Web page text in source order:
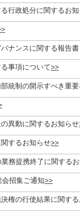
行政処分に関するお
ナンスに関する報告
事項について
統制の開示すべき重
異動に関するお知らせ
するお知らせ
務提携終了に関する
招集ご通知
権の行使結果に関す